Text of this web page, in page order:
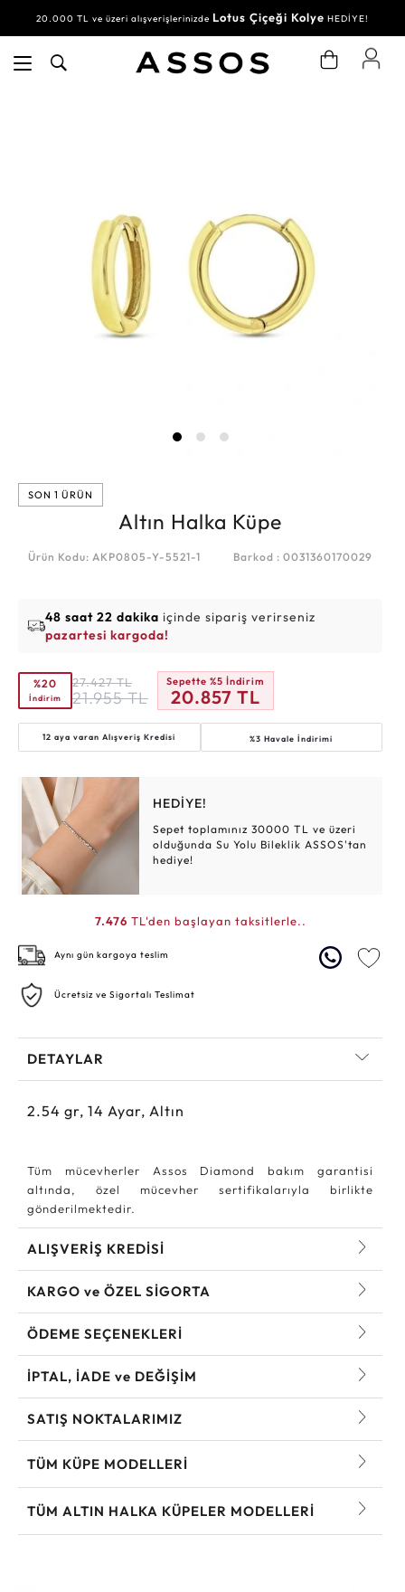
20.000 TL ve üzeri alışverişlerinizde Lotus Çiçeği Kolye HEDİYE!
SON 1 ÜRÜN
Altın Halka Küpe
Ürün Kodu: AKP0805-Y-5521-1 Barkod : 0031360170029
48 saat 22 dakika içinde sipariş verirseniz
pazartesi kargoda!
%20
İndirim
27.427 TL
21.955 TL
Sepette %5 İndirim
20.857 TL
12 aya varanAlışveriş Kredisi %3 Havale İndirimi
HEDİYE!
Sepet toplamınız 30000 TL ve üzeri
olduğunda Su Yolu Bileklik ASSOS'tan
hediye!
7.476 TL'den başlayan taksitlerle..
Aynı gün kargoya teslim
Ücretsiz ve Sigortalı Teslimat
DETAYLAR
2.54 gr, 14 Ayar, Altın
Tüm mücevherler Assos Diamond bakım garantisi
altında, özel mücevher sertifikalarıyla birlikte
gönderilmektedir.
ALIŞVERİŞ KREDİSİ
KARGO ve ÖZEL SİGORTA
ÖDEME SEÇENEKLERİ
İPTAL, İADE ve DEĞİŞİM
SATIŞ NOKTALARIMIZ
TÜM KÜPE MODELLERI
TÜM ALTIN HALKA KÜPELER MODELLERI